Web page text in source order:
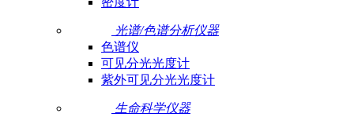
光谱/色谱分析仪器
色谱仪
可见分光光度计
紫外可见分光光度计
生命科学仪器